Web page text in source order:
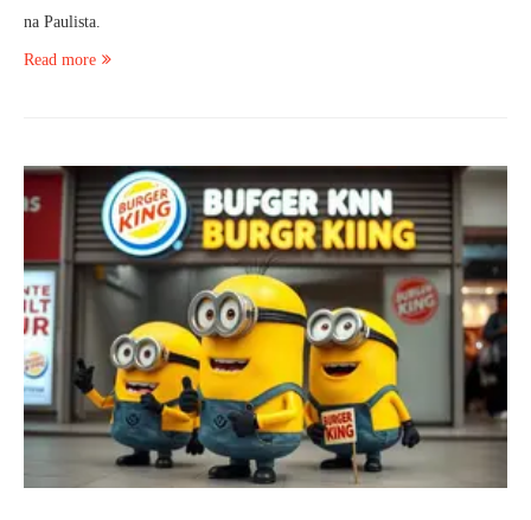
na Paulista.
Read more